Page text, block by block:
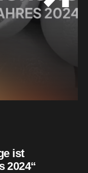
ist
2024“